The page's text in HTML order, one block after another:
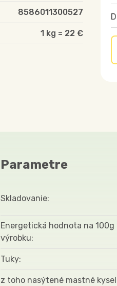
8586011300527
1 kg = 22 €
Parametre
Skladovanie
Energetická hodnota na 100g
výrobku
Tuky
z toho nasýtené mastné